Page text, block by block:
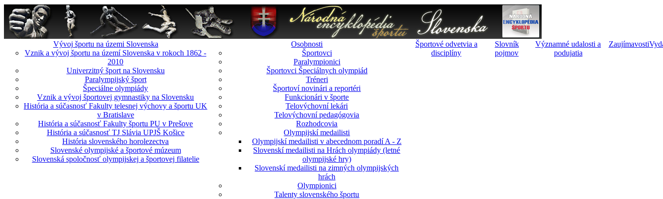
Vývoj športu na územi Slovenska
Vznik a vývoj športu na území Slovenska v rokoch 1862 -
2010
Univerzitný šport na Slovensku
Paralympijský šport
Špeciálne olympiády
Vznik a vývoj športovej gymnastiky na Slovensku
História a súčasnosť Fakulty telesnej výchovy a športu UK
v Bratislave
História a súčasnosť Fakulty športu PU v Prešove
História a súčasnosť TJ Slávia UPJŠ Košice
História slovenského horolezectva
Slovenské olympijské a športové múzeum
Slovenská spoločnosť olympijskej a športovej filatelie
Osobnosti
Športovci
Paralympionici
Športovci Špeciálnych olympiád
Tréneri
Športoví novinári a reportéri
Funkcionári v športe
Telovýchovní lekári
Telovýchovní pedagógovia
Rozhodcovia
Olympijskí medailisti
Olympijskí medailisti v abecednom poradí A - Z
Slovenskí medailisti na Hrách olympiády (letné
olympijské hry)
Slovenskí medailisti na zimných olympijských
hrách
Olympionici
Talenty slovenského športu
Športové odvetvia a
disciplíny
Slovník
pojmov
Významné udalosti a
podujatia
Zaujímavosti